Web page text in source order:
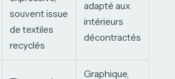
souvent issue
de textiles
recyclés
adapté aux
intérieurs
décontractés
Graphique,